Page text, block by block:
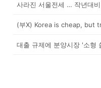
사라진 서울전세 … 작년대
(부X) Korea is cheap, but
대출 규제에 분양시장 '소형